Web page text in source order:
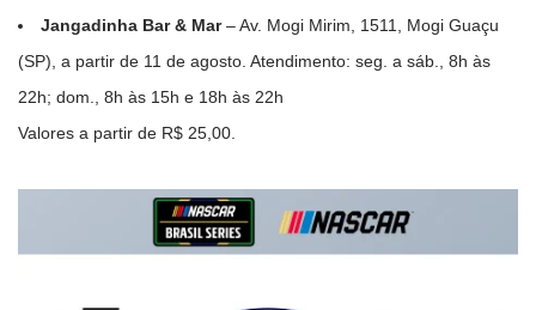
Jangadinha Bar & Mar– Av. Mogi Mirim, 1511, Mogi Guaçu
(SP), a partir de 11 de agosto. Atendimento: seg. a sáb., 8h às
22h; dom., 8h às 15h e 18h às 22h
Valores a partir de R$ 25,00.